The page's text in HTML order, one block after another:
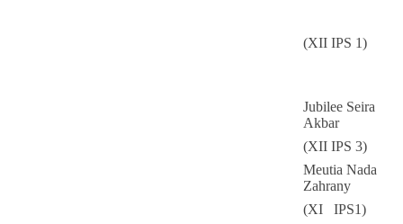
(XII IPS 1)
Jubilee Seira
Akbar
(XII IPS 3)
Meutia Nada
Zahrany
(XI IPS1)